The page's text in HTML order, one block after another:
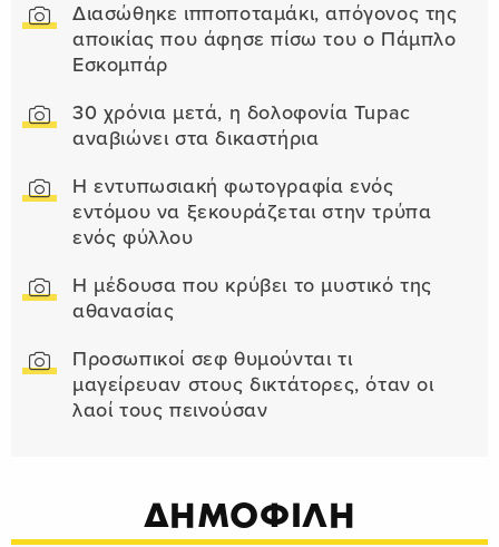
Διασώθηκε ιπποποταμάκι, απόγονος της
αποικίας που άφησε πίσω του ο Πάμπλο
Εσκομπάρ
30 χρόνια μετά, η δολοφονία Tupac
αναβιώνει στα δικαστήρια
Η εντυπωσιακή φωτογραφία ενός
εντόμου να ξεκουράζεται στην τρύπα
ενός φύλλου
Η μέδουσα που κρύβει το μυστικό της
αθανασίας
Προσωπικοί σεφ θυμούνται τι
μαγείρευαν στους δικτάτορες, όταν οι
λαοί τους πεινούσαν
ΔΗΜΟΦΙΛΗ